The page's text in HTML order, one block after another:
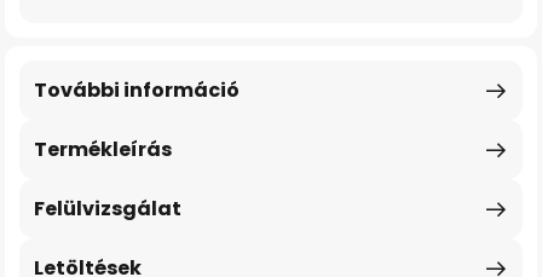
Termékleírás
További információ
Felülvizsgálat
Letöltések